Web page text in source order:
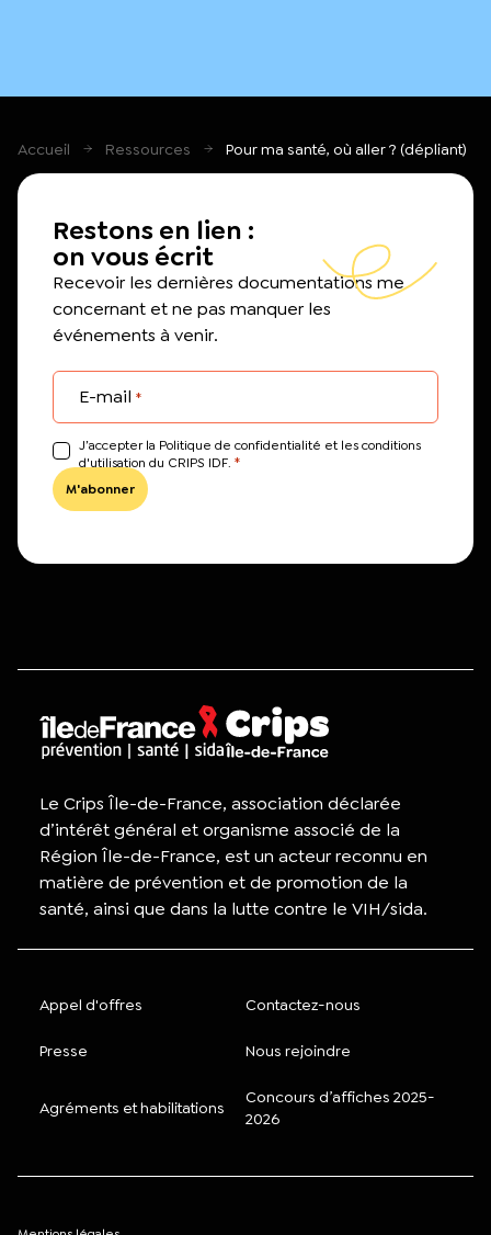
Accueil Ressources Pour ma santé, où aller ? (dépliant)
Restons en lien :
on vous écrit
Recevoir les dernières documentations me
concernant et ne pas manquer les
événements à venir.
E-mail *
J’accepter la Politique de confidentialité et les conditions
d'utilisation du CRIPS IDF. *
Le Crips Île-de-France, association déclarée
d’intérêt général et organisme associé de la
Région Île-de-France, est un acteur reconnu en
matière de prévention et de promotion de la
santé, ainsi que dans la lutte contre le VIH/sida.
Appel d'offres Contactez-nous
Presse Nous rejoindre
Agréments et habilitations
Concours d’affiches 2025-
2026